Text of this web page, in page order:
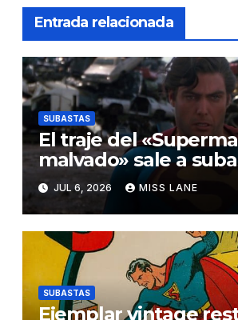
Entrada relacionada
SUBASTAS
El traje del
malvado» sale a
JUL 6, 2026 MISS LANE
SUBASTAS
Ejemplar vintage